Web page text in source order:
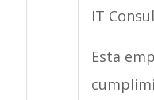
IT
Esta